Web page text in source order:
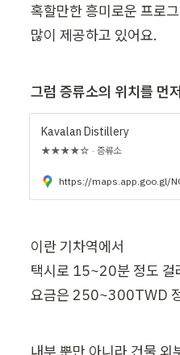
혹할만한 흥미로운 프로
많이 제공하고 있어요.
그럼 증류소의 위치를 먼
Kavalan Distillery
★★★★☆ · 증류소
https://maps.app.goo.gl/
이란 기차역에서
택시로 15~20분 정도 걸
요금은 250~300TWD